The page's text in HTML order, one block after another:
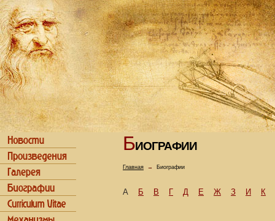
БИОГРАФИИ
Главная → Биографии
А Б В Г Д Е Ж З И К